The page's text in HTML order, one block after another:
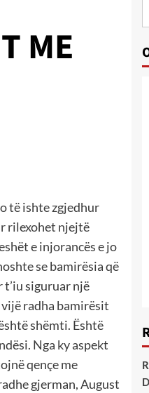
ME
të ishte zgjedhur
rilexohet njejtë
e injorancës e jo
se bamirësia që
siguruar një
vijë radha bamirësit
shëmti. Është
Nga ky aspekt
qençe me
gjerman, August